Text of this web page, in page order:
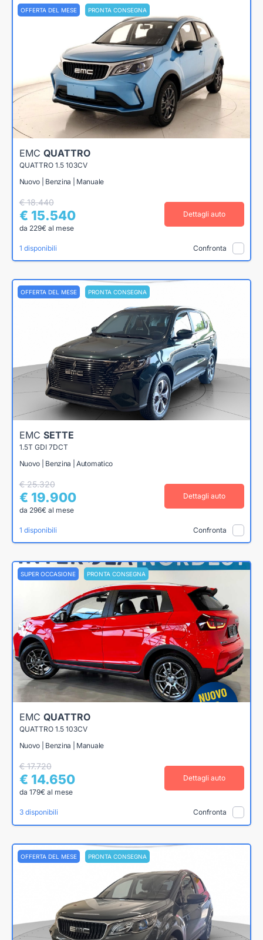
OFFERTA DEL MESE PRONTA CONSEGNA
EMC QUATTRO
QUATTRO 1.5 103CV
Nuovo | Benzina | Manuale
€ 18.440
€ 15.540
da 229€ al mese
Dettagli auto
1 disponibili Confronta
OFFERTA DEL MESE PRONTA CONSEGNA
EMC SETTE
1.5T GDI 7DCT
Nuovo | Benzina | Automatico
€ 25.320
€ 19.900
da 296€ al mese
Dettagli auto
1 disponibili Confronta
SUPER OCCASIONE PRONTA CONSEGNA
EMC QUATTRO
QUATTRO 1.5 103CV
Nuovo | Benzina | Manuale
€ 17.720
€ 14.650
da 179€ al mese
Dettagli auto
3 disponibili Confronta
OFFERTA DEL MESE PRONTA CONSEGNA